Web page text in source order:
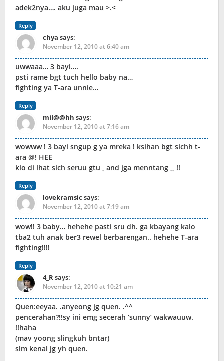
adek2nya…. aku juga mau >.<
Reply
chya says:
November 12, 2010 at 6:40 am
uwwaaa… 3 bayi….
psti rame bgt tuch hello baby na…
fighting ya T-ara unnie…
Reply
mil@@hh says:
November 12, 2010 at 7:16 am
wowww ! 3 bayi sngup g ya mreka ! ksihan bgt sichh t-
ara @! HEE
klo di lhat sich seruu gtu , and jga menntang ,, !!
Reply
lovekramsic says:
November 12, 2010 at 7:19 am
wow!! 3 baby… hehehe pasti sru dh. ga kbayang kalo
tba2 tuh anak ber3 rewel berbarengan.. hehehe T-ara
fighting!!!!
Reply
4_Rsays:
November 12, 2010 at 10:21 am
Quen:eeyaa. .anyeong jg quen. .^^
pencerahan?!!sy ini emg secerah ‘sunny’ wakwauuw.
!!haha
(mav yoong slingkuh bntar)
slm kenal jg yh quen.